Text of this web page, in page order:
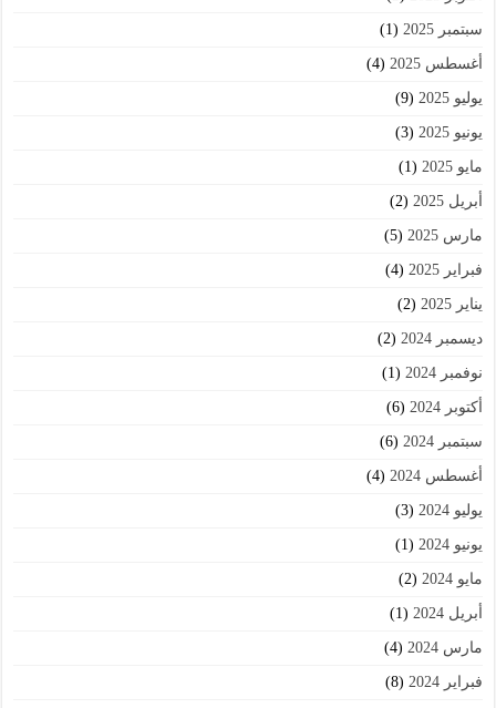
سبتمبر 2025 (1)
أغسطس 2025 (4)
يوليو 2025 (9)
يونيو 2025 (3)
مايو 2025 (1)
أبريل 2025 (2)
مارس 2025 (5)
فبراير 2025 (4)
يناير 2025 (2)
ديسمبر 2024 (2)
نوفمبر 2024 (1)
أكتوبر 2024 (6)
سبتمبر 2024 (6)
أغسطس 2024 (4)
يوليو 2024 (3)
يونيو 2024 (1)
مايو 2024 (2)
أبريل 2024 (1)
مارس 2024 (4)
فبراير 2024 (8)